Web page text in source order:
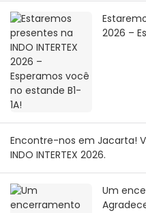
2026 –
Encontre-nos em Jacarta!
INDO INTERTEX 2026.
Um